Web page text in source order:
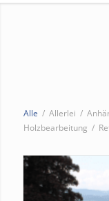
Alle / Allerlei /
Holzbearbeitung /